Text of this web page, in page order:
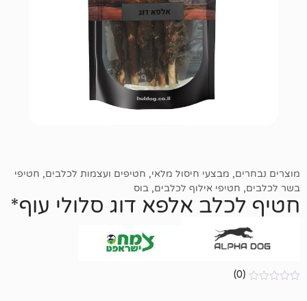
מבצעי חיסול מלאי,חטיפים ועצמות לכלבים,חטיפי
אילוף לכלבים,בוס
אלפא דוג סלולי עוף*